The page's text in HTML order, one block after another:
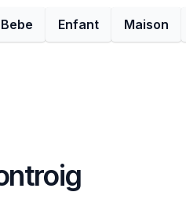
Bebe Enfant Maison